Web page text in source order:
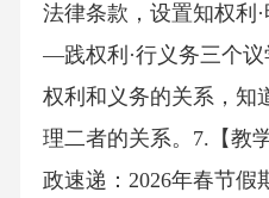
法律条款，设置知权利
—践权利·行义务三个
权利和义务的关系，知
理二者的关系。7.【教
政速递：2026年春节假